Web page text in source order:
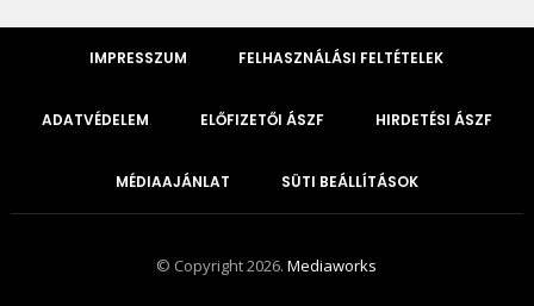
IMPRESSZUM FELHASZNÁLÁSI FELTÉTELEK
ADATVÉDELEM ELŐFIZETŐI ÁSZF HIRDETÉSI ÁSZF
MÉDIAAJÁNLAT SÜTI BEÁLLÍTÁSOK
© Copyright 2026.Mediaworks